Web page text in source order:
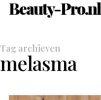
Beauty-Pro.nl
Tag archieven
melasma